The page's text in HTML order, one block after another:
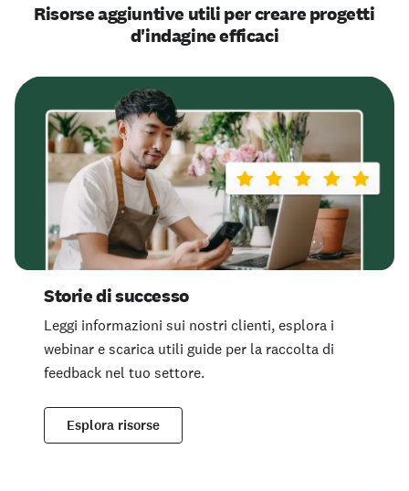
Risorse aggiuntive utili per creare progetti
d'indagine efficaci
Storie di successo
Leggi informazioni sui nostri clienti, esplora i
webinar e scarica utili guide per la raccolta di
feedback nel tuo settore.
Esplora risorse